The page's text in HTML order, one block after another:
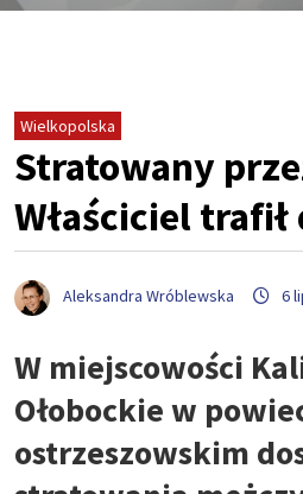
Wielkopolska
Stratowany
Właściciel
Aleksandra Wróblewska 6
W miejscowości
Ołobockie w
ostrzeszowskim